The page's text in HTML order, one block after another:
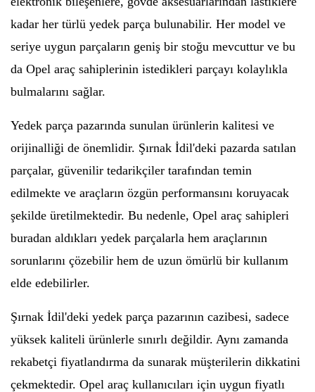
kadar her türlü yedek parça bulunabilir. Her model ve
seriye uygun parçaların geniş bir stoğu mevcuttur ve bu
da Opel araç sahiplerinin istedikleri parçayı kolaylıkla
bulmalarını sağlar.
Yedek parça pazarında sunulan ürünlerin kalitesi ve
orijinalliği de önemlidir. Şırnak İdil'deki pazarda satılan
parçalar, güvenilir tedarikçiler tarafından temin
edilmekte ve araçların özgün performansını koruyacak
şekilde üretilmektedir. Bu nedenle, Opel araç sahipleri
buradan aldıkları yedek parçalarla hem araçlarının
sorunlarını çözebilir hem de uzun ömürlü bir kullanım
elde edebilirler.
Şırnak İdil'deki yedek parça pazarının cazibesi, sadece
yüksek kaliteli ürünlerle sınırlı değildir. Aynı zamanda
rekabetçi fiyatlandırma da sunarak müşterilerin dikkatini
çekmektedir. Opel araç kullanıcıları için uygun fiyatlı